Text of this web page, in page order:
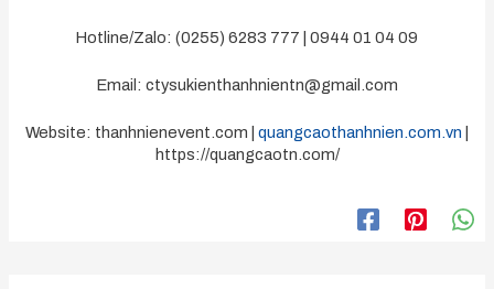
Hotline/Zalo: (0255) 6283 777 | 0944 01 04 09
Email: ctysukienthanhnientn@gmail.com
Website: thanhnienevent.com | quangcaothanhnien.com.vn
https://quangcaotn.com/